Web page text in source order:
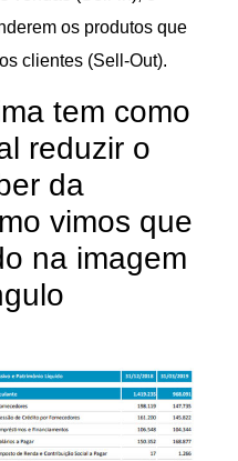
os produtos que
clientes (Sell-Out).
tem como
reduzir o
da
vimos que
na imagem